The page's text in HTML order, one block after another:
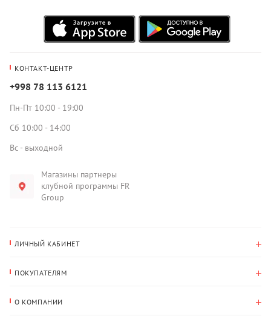
КОНТАКТ-ЦЕНТР
+998 78 113 6121
Пн-Пт 10:00 - 19:00
Сб 10:00 - 14:00
Вс - выходной
Магазины партнеры
клубной программы FR
Group
ЛИЧНЫЙ КАБИНЕТ
Адрес для доставки
ПОКУПАТЕЛЯМ
О КОМПАНИИ